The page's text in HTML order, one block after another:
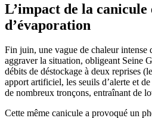
L’impact de la canicule
d’évaporation
Fin juin, une vague de chaleur intense
aggraver la situation, obligeant Seine
débits de déstockage à deux reprises
apport artificiel, les seuils d’alerte et
de nombreux tronçons, entraînant de
Cette même canicule a provoqué un